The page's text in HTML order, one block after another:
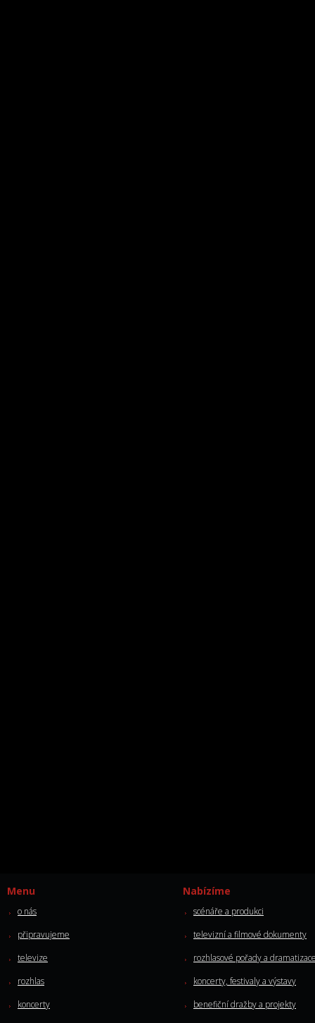
Menu
o nás
připravujeme
televize
rozhlas
koncerty
Nabízíme
scénáře a produkci
televizní a filmové dokumenty
rozhlasové pořady a
koncerty, festivaly a výstavy
benefiční dražby a projekty